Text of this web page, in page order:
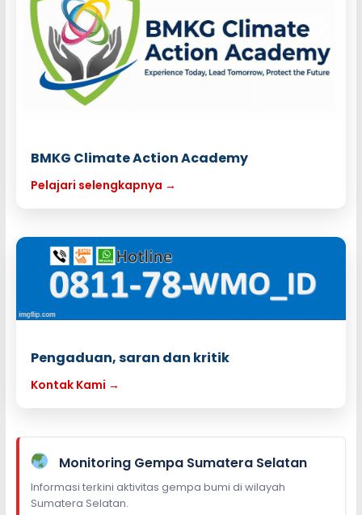
BMKG Climate Action Academy
Pelajari selengkapnya →
Pengaduan, saran dan kritik
Kontak Kami →
Monitoring Gempa Sumatera Selatan
Informasi terkini aktivitas gempa bumi di wilayah
Sumatera Selatan.